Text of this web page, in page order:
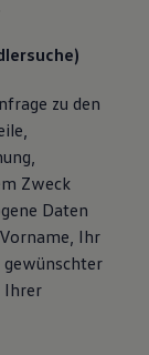
zu den
Zweck
Daten
Ihr
gewünschter
Ihrer